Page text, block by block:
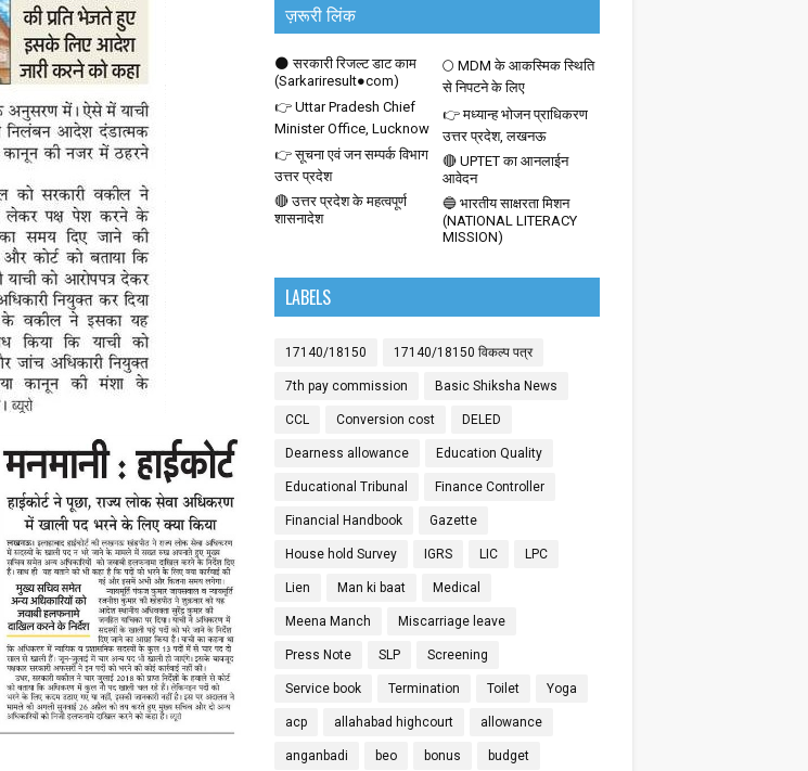
ज़रूरी लिंक
🌑 सरकारी रिजल्ट डाट काम
(Sarkariresult●com)
🌕 MDM के आकस्मिक स्थिति
से निपटने के लिए
👉 Uttar Pradesh Chief
Minister Office, Lucknow
👉 मध्यान्ह भोजन प्राधिकरण
उत्तर प्रदेश, लखनऊ
👉 सूचना एवं जन सम्पर्क विभाग
उत्तर प्रदेश
🔴 UPTET का आनलाईन
आवेदन
🔴 उत्तर प्रदेश के महत्वपूर्ण
शासनादेश
🔵 भारतीय साक्षरता मिशन
(NATIONAL LITERACY
MISSION)
LABELS
17140/18150 17140/18150 विकल्प पत्र
7th pay commission Basic Shiksha News
CCL Conversion cost DELED
Dearness allowance Education Quality
Educational Tribunal Finance Controller
Financial Handbook Gazette
House hold Survey IGRS LIC LPC
Lien Man ki baat Medical
Meena Manch Miscarriage leave
Press Note SLP Screening
Service book Termination Toilet Yoga
acp allahabad highcourt allowance
anganbadi beo bonus budget